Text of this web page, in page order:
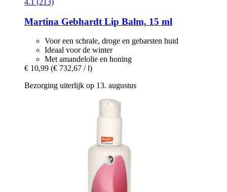
4.1 (213)
Martina Gebhardt Lip Balm, 15 ml
Voor een schrale, droge en gebarsten huid
Ideaal voor de winter
Met amandelolie en honing
€ 10,99 (€ 732,67 / l)
Bezorging uiterlijk op 13. augustus